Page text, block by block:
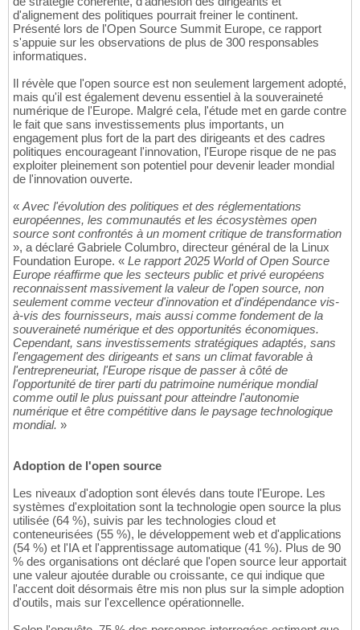
d'alignement des politiques pourrait freiner le continent.
Présenté lors de l'Open Source Summit Europe, ce rapport
s'appuie sur les observations de plus de 300 responsables
informatiques.
Il révèle que l'open source est non seulement largement adopté,
mais qu'il est également devenu essentiel à la souveraineté
numérique de l'Europe. Malgré cela, l'étude met en garde contre
le fait que sans investissements plus importants, un
engagement plus fort de la part des dirigeants et des cadres
politiques encourageant l'innovation, l'Europe risque de ne pas
exploiter pleinement son potentiel pour devenir leader mondial
de l'innovation ouverte.
« Avec l'évolution des politiques et des réglementations
européennes, les communautés et les écosystèmes open
source sont confrontés à un moment critique de transformation
», a déclaré Gabriele Columbro, directeur général de la Linux
Foundation Europe. « Le rapport 2025 World of Open Source
Europe réaffirme que les secteurs public et privé européens
reconnaissent massivement la valeur de l'open source, non
seulement comme vecteur d'innovation et d'indépendance vis-
à-vis des fournisseurs, mais aussi comme fondement de la
souveraineté numérique et des opportunités économiques.
Cependant, sans investissements stratégiques adaptés, sans
l'engagement des dirigeants et sans un climat favorable à
l'entrepreneuriat, l'Europe risque de passer à côté de
l'opportunité de tirer parti du patrimoine numérique mondial
comme outil le plus puissant pour atteindre l'autonomie
numérique et être compétitive dans le paysage technologique
mondial. »
Adoption de l'open source
Les niveaux d'adoption sont élevés dans toute l'Europe. Les
systèmes d'exploitation sont la technologie open source la plus
utilisée (64 %), suivis par les technologies cloud et
conteneurisées (55 %), le développement web et d'applications
(54 %) et l'IA et l'apprentissage automatique (41 %). Plus de 90
% des organisations ont déclaré que l'open source leur apportait
une valeur ajoutée durable ou croissante, ce qui indique que
l'accent doit désormais être mis non plus sur la simple adoption
d'outils, mais sur l'excellence opérationnelle.